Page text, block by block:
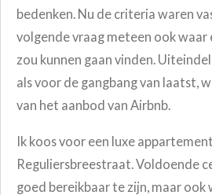
bedenken. Nu de criteria waren
volgende vraag meteen ook waar
zou kunnen gaan vinden.
als voor de gangbang van laatst,
van het aanbod van Airbnb.
Ik koos voor een luxe
Reguliersbreestraat. Voldoende
goed bereikbaar te zijn, maar